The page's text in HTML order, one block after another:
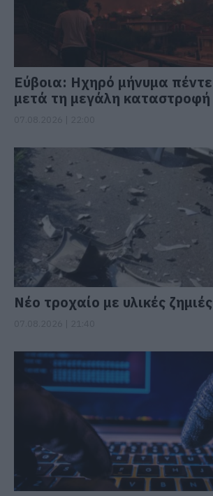
Εύβοια: Ηχηρό μήνυμα
μετά τη μεγάλη
Νέο τροχαίο με υλικές ζημιές